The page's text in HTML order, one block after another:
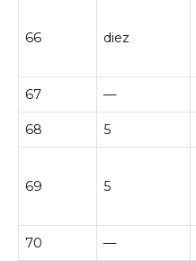
66 diez
67 —
68 5
69 5
70 —